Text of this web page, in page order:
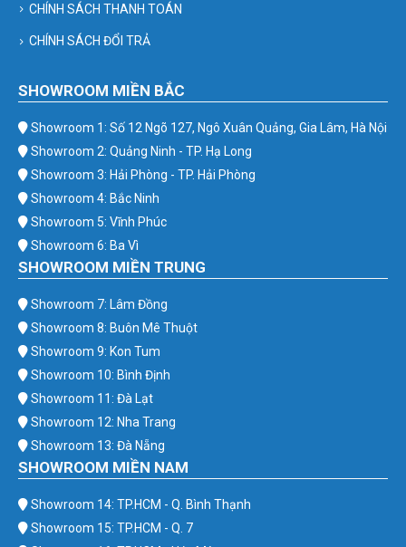
CHÍNH SÁCH THANH TOÁN
CHÍNH SÁCH ĐỔI TRẢ
SHOWROOM MIỀN BẮC
Showroom 1: Số 12 Ngõ 127, Ngô Xuân Quảng, Gia Lâm, Hà Nội
Showroom 2: Quảng Ninh - TP. Hạ Long
Showroom 3: Hải Phòng - TP. Hải Phòng
Showroom 4: Bắc Ninh
Showroom 5: Vĩnh Phúc
Showroom 6: Ba Vì
SHOWROOM MIỀN TRUNG
Showroom 7: Lâm Đồng
Showroom 8: Buôn Mê Thuột
Showroom 9: Kon Tum
Showroom 10: Bình Định
Showroom 11: Đà Lạt
Showroom 12: Nha Trang
Showroom 13: Đà Nẵng
SHOWROOM MIỀN NAM
Showroom 14: TP.HCM - Q. Bình Thạnh
Showroom 15: TP.HCM - Q. 7